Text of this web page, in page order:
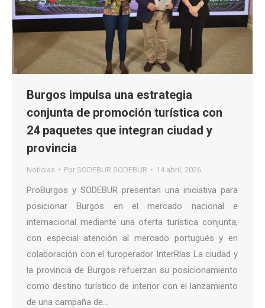
Burgos impulsa una estrategia
conjunta de promoción turística con
24 paquetes que integran ciudad y
provincia
Noticias Por SODEBUR SODEBUR 14 abril, 2026
ProBurgos y SODEBUR presentan una iniciativa para
posicionar Burgos en el mercado nacional e
internacional mediante una oferta turística conjunta,
con especial atención al mercado portugués y en
colaboración con el turoperador InterRías La ciudad y
la provincia de Burgos refuerzan su posicionamiento
como destino turístico de interior con el lanzamiento
de una campaña de…